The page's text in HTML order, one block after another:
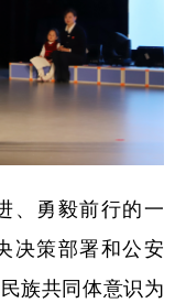
勇毅前行的一
决策部署和公安
族共同体意识为